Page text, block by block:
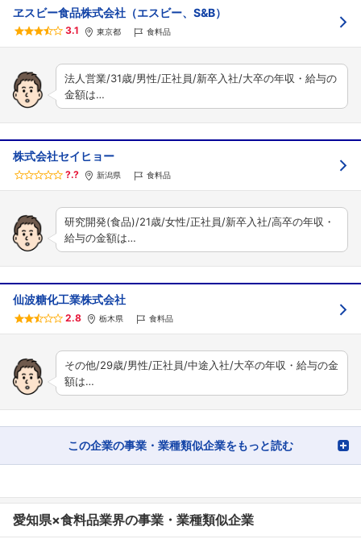
ヱスビー食品株式会社（エスビー、S&B）
3.1 東京都 食料品
法人営業/31歳/男性/正社員/新卒入社/大卒の年収・給与の
金額は…
株式会社セイヒョー
?.? 新潟県 食料品
研究開発(食品)/21歳/女性/正社員/新卒入社/高卒の年収・
給与の金額は…
仙波糖化工業株式会社
2.8 栃木県 食料品
その他/29歳/男性/正社員/中途入社/大卒の年収・給与の金
額は…
この企業の事業・業種類似企業をもっと読む
愛知県×食料品業界の事業・業種類似企業